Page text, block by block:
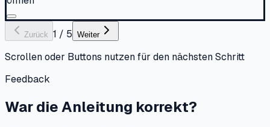
Zurück 1 / 5 Weiter
Scrollen oder Buttons nutzen für den nächsten Schritt
Feedback
War die Anleitung korrekt?